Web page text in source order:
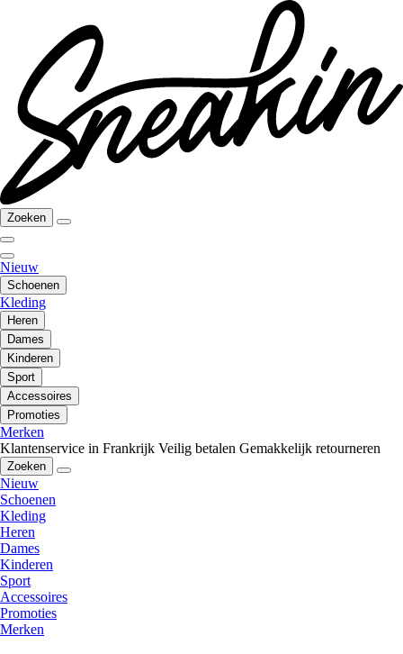
Zoeken
Nieuw
Schoenen
Kleding
Heren
Dames
Kinderen
Sport
Accessoires
Promoties
Merken
Klantenservice in Frankrijk Veilig betalen Gemakkelijk retourneren
Zoeken
Nieuw
Schoenen
Kleding
Heren
Dames
Kinderen
Sport
Accessoires
Promoties
Merken